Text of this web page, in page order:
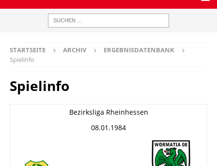
STARTSEITE ARCHIV
ERGEBNISDATENBANK
Spielinfo
Spielinfo
Bezirksliga Rheinhessen
08.01.1984